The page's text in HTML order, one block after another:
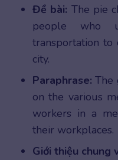
Đề bài: The pie
people who
transportation
city.
Paraphrase: The
on the various
workers in a
their workplaces.
Giới thiệu chung